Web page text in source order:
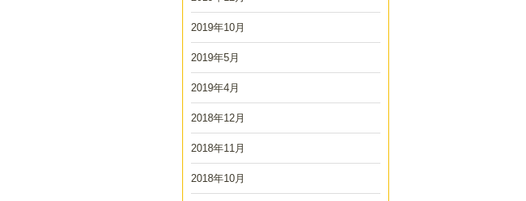
2019年10月
2019年5月
2019年4月
2018年12月
2018年11月
2018年10月